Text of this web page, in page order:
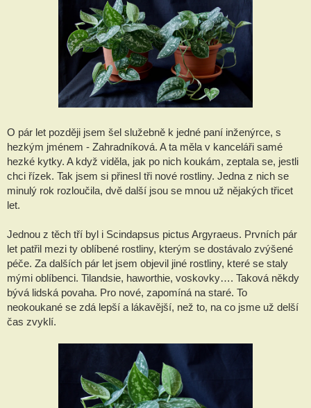
O pár let později jsem šel služebně k jedné paní inženýrce, s
hezkým jménem - Zahradníková. A ta měla v kanceláři samé
hezké kytky. A když viděla, jak po nich koukám, zeptala se, jestli
chci řízek. Tak jsem si přinesl tři nové rostliny. Jedna z nich se
minulý rok rozloučila, dvě další jsou se mnou už nějakých třicet
let.
Jednou z těch tří byl i Scindapsus pictus Argyraeus. Prvních pár
let patřil mezi ty oblíbené rostliny, kterým se dostávalo zvýšené
péče. Za dalších pár let jsem objevil jiné rostliny, které se staly
mými oblíbenci. Tilandsie, haworthie, voskovky…. Taková někdy
bývá lidská povaha. Pro nové, zapomíná na staré. To
neokoukané se zdá lepší a lákavější, než to, na co jsme už delší
čas zvyklí.